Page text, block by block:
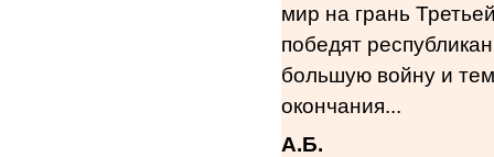
мир на грань
победят
большую войну и
окончания...
А.Б.